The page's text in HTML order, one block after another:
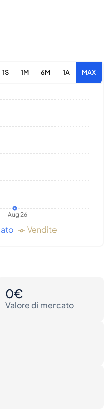
1S 1M 6M 1A MAX
Aug 26
Vendite
0€
Valore di mercato